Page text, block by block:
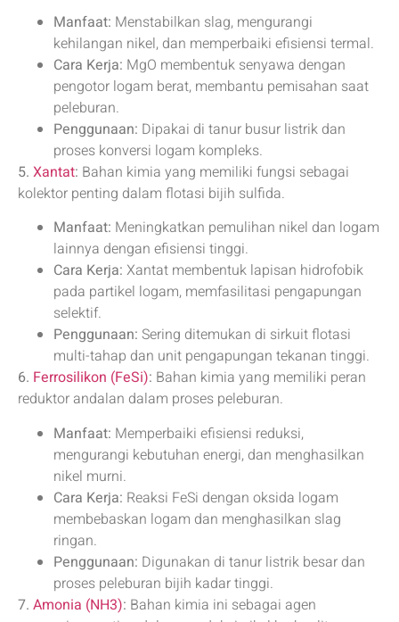
Manfaat: Menstabilkan slag, mengurangi
kehilangan nikel, dan memperbaiki efisiensi termal.
Cara Kerja: MgO membentuk senyawa dengan
pengotor logam berat, membantu pemisahan saat
peleburan.
Penggunaan: Dipakai di tanur busur listrik dan
proses konversi logam kompleks.
5. Xantat: Bahan kimia yang memiliki fungsi sebagai
kolektor penting dalam flotasi bijih sulfida.
Manfaat: Meningkatkan pemulihan nikel dan logam
lainnya dengan efisiensi tinggi.
Cara Kerja: Xantat membentuk lapisan hidrofobik
pada partikel logam, memfasilitasi pengapungan
selektif.
Penggunaan: Sering ditemukan di sirkuit flotasi
multi-tahap dan unit pengapungan tekanan tinggi.
6. Ferrosilikon (FeSi): Bahan kimia yang memiliki peran
reduktor andalan dalam proses peleburan.
Manfaat: Memperbaiki efisiensi reduksi,
mengurangi kebutuhan energi, dan menghasilkan
nikel murni.
Cara Kerja: Reaksi FeSi dengan oksida logam
membebaskan logam dan menghasilkan slag
ringan.
Penggunaan: Digunakan di tanur listrik besar dan
proses peleburan bijih kadar tinggi.
7. Amonia (NH3): Bahan kimia ini sebagai agen